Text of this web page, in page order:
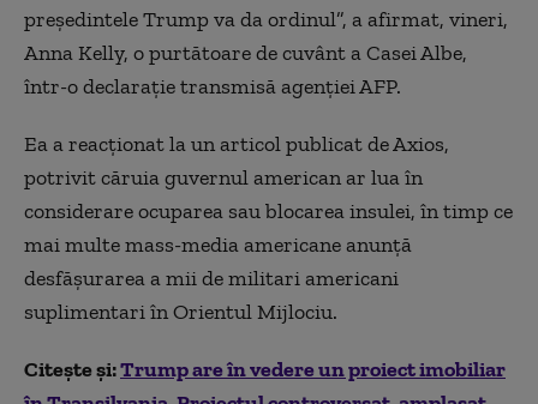
preşedintele Trump va da ordinul”, a afirmat, vineri,
Anna Kelly, o purtătoare de cuvânt a Casei Albe,
într-o declaraţie transmisă agenţiei AFP.
Ea a reacţionat la un articol publicat de Axios,
potrivit căruia guvernul american ar lua în
considerare ocuparea sau blocarea insulei, în timp ce
mai multe mass-media americane anunţă
desfăşurarea a mii de militari americani
suplimentari în Orientul Mijlociu.
Citește și:Trump are în vedere un proiect imobiliar